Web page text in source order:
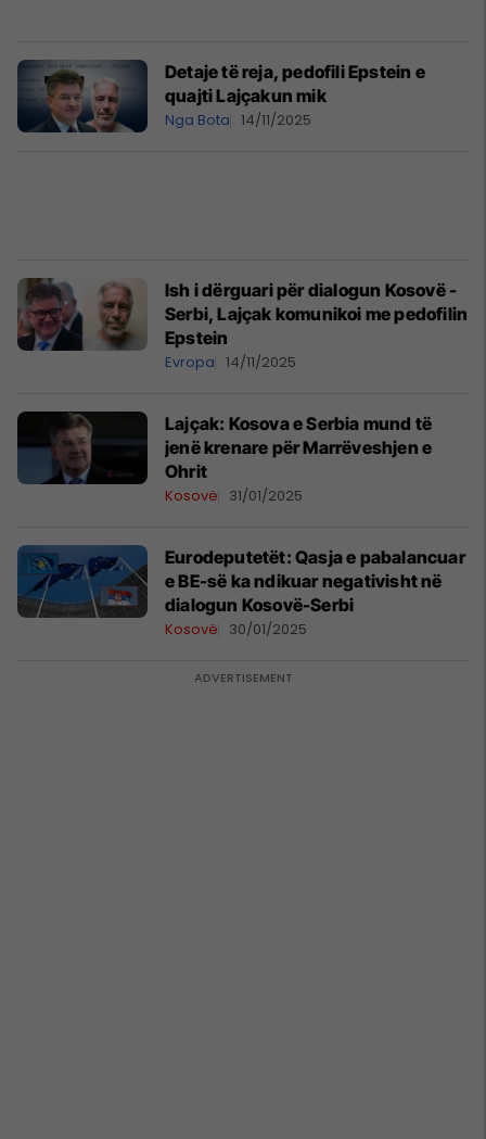
Detaje të reja, pedofili Epstein e
quajti Lajçakun mik
Nga Bota 14/11/2025
Ish i dërguari për dialogun Kosovë -
Serbi, Lajçak komunikoi me pedofilin
Epstein
Evropa 14/11/2025
Lajçak: Kosova e Serbia mund të
jenë krenare për Marrëveshjen e
Ohrit
Kosovë 31/01/2025
Eurodeputetët: Qasja e pabalancuar
e BE-së ka ndikuar negativisht në
dialogun Kosovë-Serbi
Kosovë 30/01/2025